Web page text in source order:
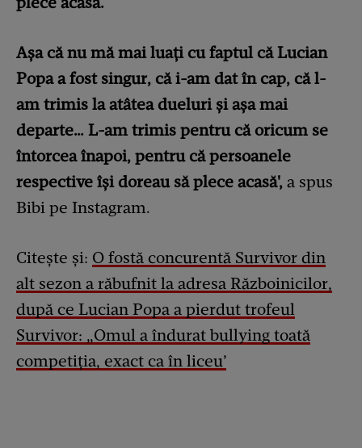
Așa că nu mă mai luați cu faptul că Lucian
Popa a fost singur, că i-am dat în cap, că l-
am trimis la atâtea dueluri și așa mai
departe… L-am trimis pentru că oricum se
întorcea înapoi, pentru că persoanele
respective își doreau să plece acasă', a spus
Bibi pe Instagram.
Citește și: O fostă concurentă Survivor din
alt sezon a răbufnit la adresa Războinicilor,
după ce Lucian Popa a pierdut trofeul
Survivor: „Omul a îndurat bullying toată
competiția, exact ca în liceu’